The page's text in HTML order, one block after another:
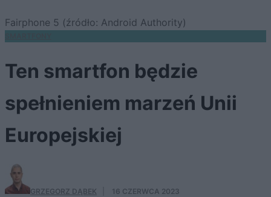
Fairphone 5 (źródło: Android Authority)
Ten smartfon będzie
spełnieniem marzeń Unii
Europejskiej
GRZEGORZ DĄBEK 16 CZERWCA 2023